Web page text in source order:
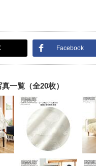
Facebook
一覧（全20枚）